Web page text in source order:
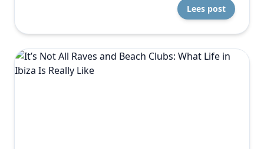
Lees post